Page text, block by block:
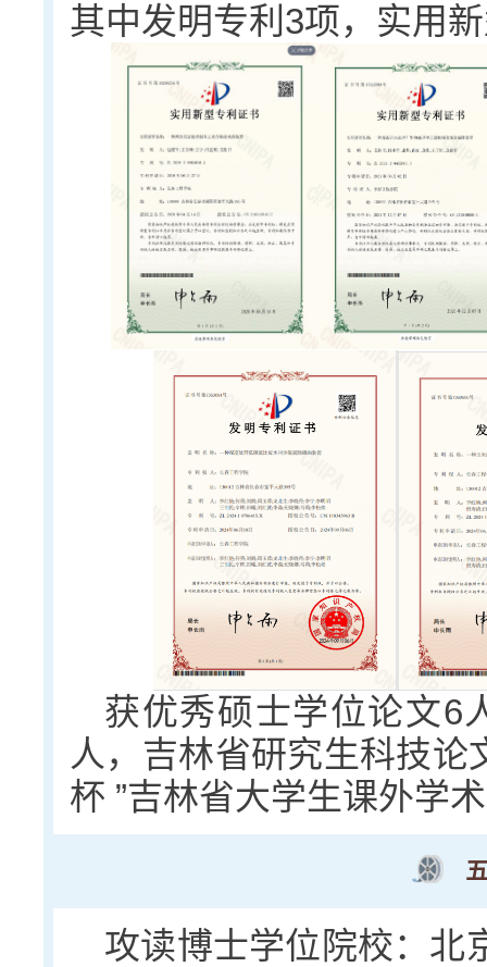
其中发明专利3项，实用
获优秀硕士学位论文6
人，吉林省研究生科技论
杯 ”吉林省大学生课外学
攻读博士学位院校：北